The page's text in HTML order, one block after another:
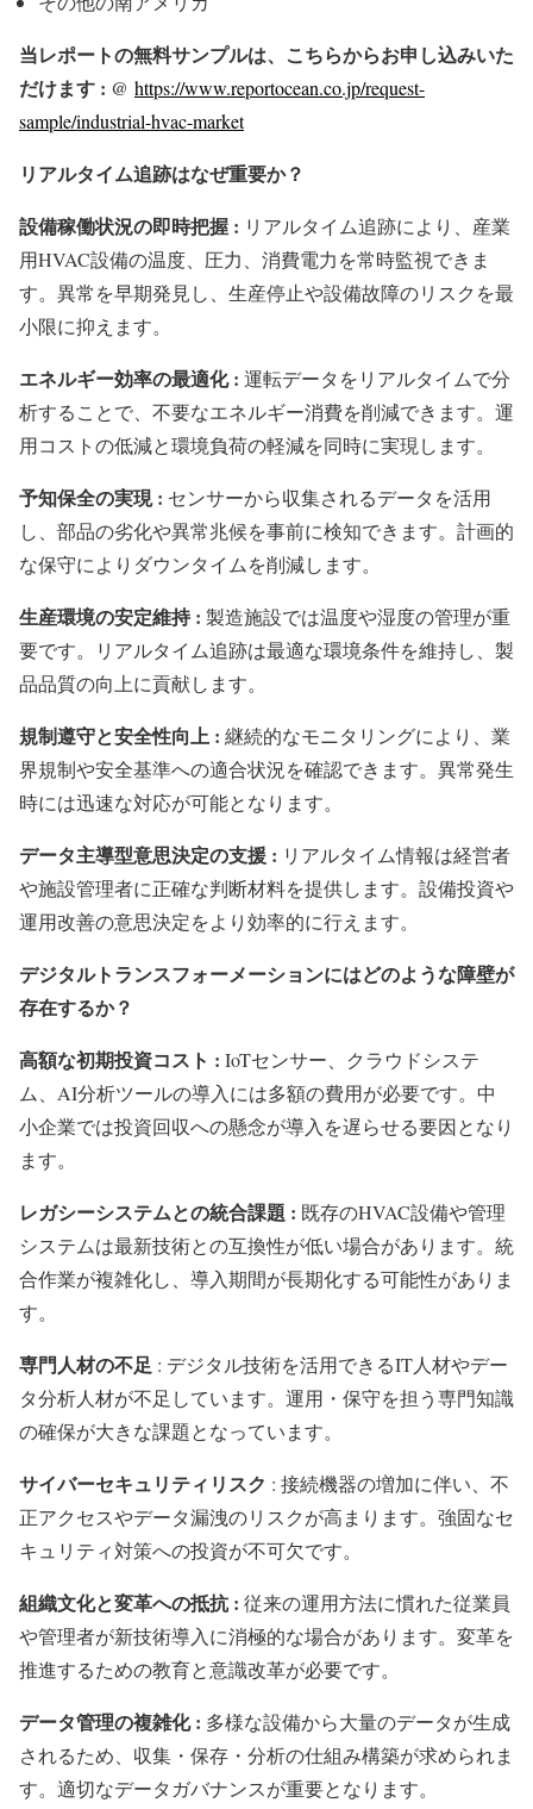
当レポートの無料サンプルは、こちらからお申し込みいた
だけます : @ https://www.reportocean.co.jp/request-
sample/industrial-hvac-market
リアルタイム追跡はなぜ重要か？
設備稼働状況の即時把握 : リアルタイム追跡により、産業
用HVAC設備の温度、圧力、消費電力を常時監視できま
す。異常を早期発見し、生産停止や設備故障のリスクを最
小限に抑えます。
エネルギー効率の最適化 : 運転データをリアルタイムで分
析することで、不要なエネルギー消費を削減できます。運
用コストの低減と環境負荷の軽減を同時に実現します。
予知保全の実現 : センサーから収集されるデータを活用
し、部品の劣化や異常兆候を事前に検知できます。計画的
な保守によりダウンタイムを削減します。
生産環境の安定維持 : 製造施設では温度や湿度の管理が重
要です。リアルタイム追跡は最適な環境条件を維持し、製
品品質の向上に貢献します。
規制遵守と安全性向上 : 継続的なモニタリングにより、業
界規制や安全基準への適合状況を確認できます。異常発生
時には迅速な対応が可能となります。
データ主導型意思決定の支援 : リアルタイム情報は経営者
や施設管理者に正確な判断材料を提供します。設備投資や
運用改善の意思決定をより効率的に行えます。
デジタルトランスフォーメーションにはどのような障壁が
存在するか？
高額な初期投資コスト : IoTセンサー、クラウドシステ
ム、AI分析ツールの導入には多額の費用が必要です。中
小企業では投資回収への懸念が導入を遅らせる要因となり
ます。
レガシーシステムとの統合課題 : 既存のHVAC設備や管理
システムは最新技術との互換性が低い場合があります。統
合作業が複雑化し、導入期間が長期化する可能性がありま
す。
専門人材の不足 : デジタル技術を活用できるIT人材やデー
タ分析人材が不足しています。運用・保守を担う専門知識
の確保が大きな課題となっています。
サイバーセキュリティリスク : 接続機器の増加に伴い、不
正アクセスやデータ漏洩のリスクが高まります。強固なセ
キュリティ対策への投資が不可欠です。
組織文化と変革への抵抗 : 従来の運用方法に慣れた従業員
や管理者が新技術導入に消極的な場合があります。変革を
推進するための教育と意識改革が必要です。
データ管理の複雑化 : 多様な設備から大量のデータが生成
されるため、収集・保存・分析の仕組み構築が求められま
す。適切なデータガバナンスが重要となります。